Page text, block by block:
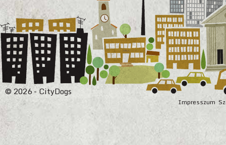
Impresszum
© 2026 - CityDogs